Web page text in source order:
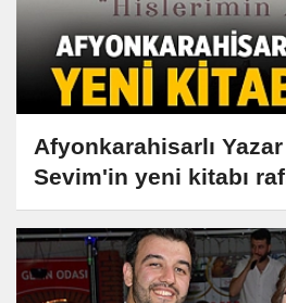
Afyonkarahisarlı Yazar
Sevim'in yeni kitabı
aldı!